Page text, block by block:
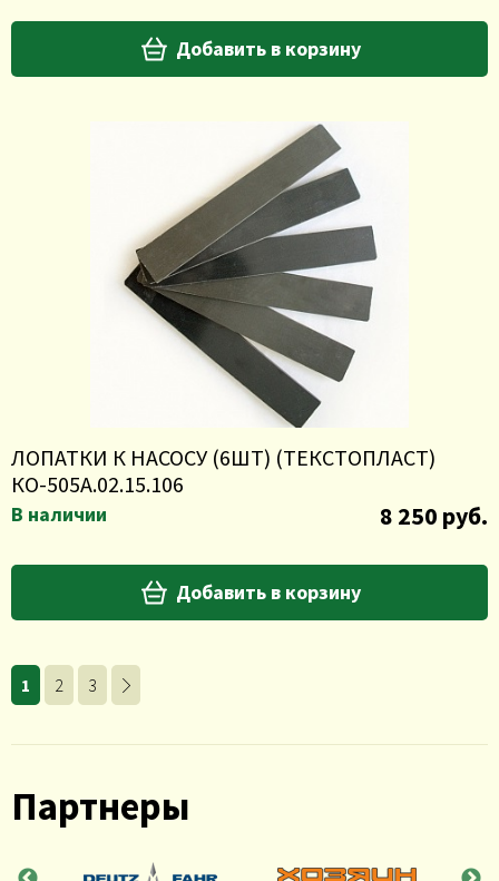
Добавить в корзину
ЛОПАТКИ К НАСОСУ (6ШТ) (ТЕКСТОПЛАСТ)
КО-505А.02.15.106
В наличии 8 250 руб.
Добавить в корзину
1 2 3
Партнеры